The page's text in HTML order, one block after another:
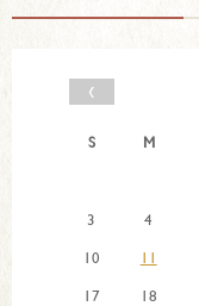
‹
S M
3
4
10
11
17
18